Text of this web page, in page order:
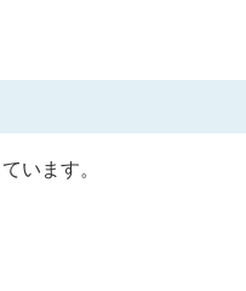
います。